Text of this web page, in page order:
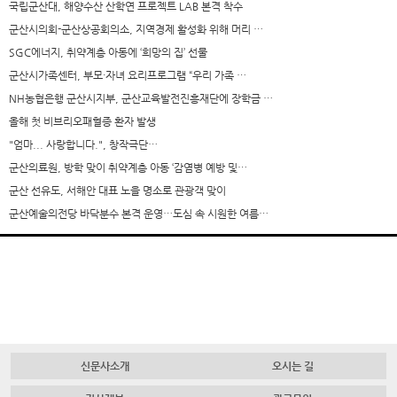
국립군산대, 해양수산 산학연 프로젝트 LAB 본격 착수
군산시의회-군산상공회의소, 지역경제 활성화 위해 머리 …
SGC에너지, 취약계층 아동에 ‘희망의 집’ 선물
군산시가족센터, 부모·자녀 요리프로그램 “우리 가족 …
NH농협은행 군산시지부, 군산교육발전진흥재단에 장학금 …
올해 첫 비브리오패혈증 환자 발생
"엄마... 사랑합니다.", 창작극단…
군산의료원, 방학 맞이 취약계층 아동 ‘감염병 예방 및…
군산 선유도, 서해안 대표 노을 명소로 관광객 맞이
군산예술의전당 바닥분수 본격 운영…도심 속 시원한 여름…
신문사소개 오시는 길